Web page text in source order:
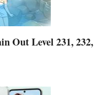
Out Level 231, 232,